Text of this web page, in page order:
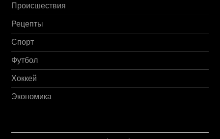
Происшествия
Рецепты
Спорт
Футбол
Хоккей
Экономика